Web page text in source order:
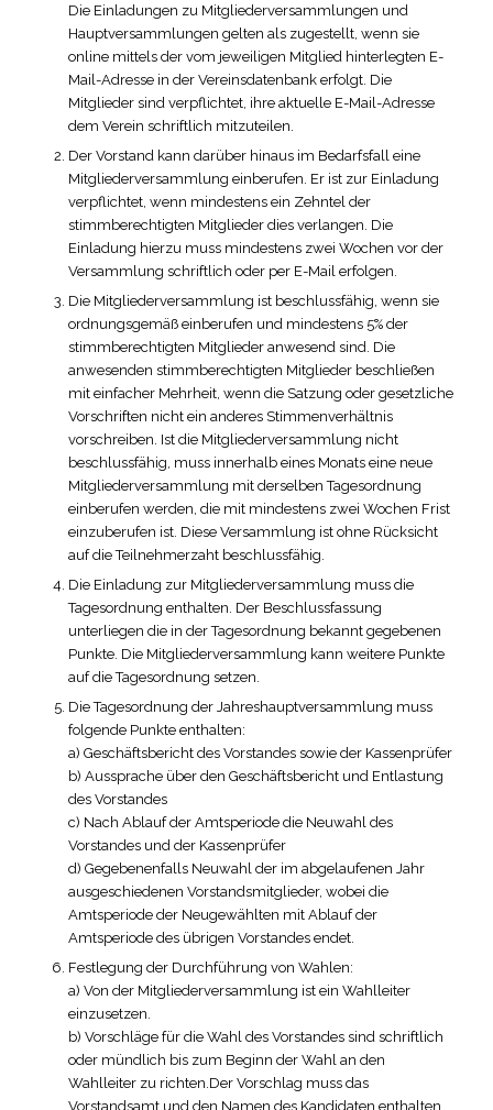
Die Einladungen zu Mitgliederversammlungen und
Hauptversammlungen gelten als zugestellt, wenn sie
online mittels der vom jeweiligen Mitglied hinterlegten E-
Mail-Adresse in der Vereinsdatenbank erfolgt. Die
Mitglieder sind verpflichtet, ihre aktuelle E-Mail-Adresse
dem Verein schriftlich mitzuteilen.
Der Vorstand kann darüber hinaus im Bedarfsfall eine
Mitgliederversammlung einberufen. Er ist zur Einladung
verpflichtet, wenn mindestens ein Zehntel der
stimmberechtigten Mitglieder dies verlangen. Die
Einladung hierzu muss mindestens zwei Wochen vor der
Versammlung schriftlich oder per E-Mail erfolgen.
Die Mitgliederversammlung ist beschlussfähig, wenn sie
ordnungsgemäß einberufen und mindestens 5% der
stimmberechtigten Mitglieder anwesend sind. Die
anwesenden stimmberechtigten Mitglieder beschließen
mit einfacher Mehrheit, wenn die Satzung oder gesetzliche
Vorschriften nicht ein anderes Stimmenverhältnis
vorschreiben. Ist die Mitgliederversammlung nicht
beschlussfähig, muss innerhalb eines Monats eine neue
Mitgliederversammlung mit derselben Tagesordnung
einberufen werden, die mit mindestens zwei Wochen Frist
einzuberufen ist. Diese Versammlung ist ohne Rücksicht
auf die Teilnehmerzaht beschlussfähig.
Die Einladung zur Mitgliederversammlung muss die
Tagesordnung enthalten. Der Beschlussfassung
unterliegen die in der Tagesordnung bekannt gegebenen
Punkte. Die Mitgliederversammlung kann weitere Punkte
auf die Tagesordnung setzen.
Die Tagesordnung der Jahreshauptversammlung muss
folgende Punkte enthalten:
a) Geschäftsbericht des Vorstandes sowie der Kassenprüfer
b) Aussprache über den Geschäftsbericht und Entlastung
des Vorstandes
c) Nach Ablauf der Amtsperiode die Neuwahl des
Vorstandes und der Kassen­prüfer
d) Gegebenenfalls Neuwahl der im abgelaufenen Jahr
ausgeschiedenen Vorstandsmitglieder, wobei die
Amtsperiode der Neugewählten mit Ablauf der
Amtsperiode des übrigen Vorstandes endet.
Festlegung der Durchführung von Wahlen:
a) Von der Mitgliederversammlung ist ein Wahlleiter
einzusetzen.
b) Vorschläge für die Wahl des Vorstandes sind schriftlich
oder mündlich bis zum Beginn der Wahl an den
Wahlleiter zu richten.Der Vorschlag muss das
Vorstandsamt und den Namen des Kandidaten enthalten.